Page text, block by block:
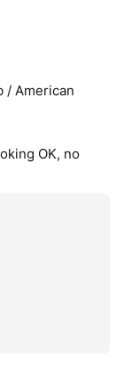
/ American
OK, no